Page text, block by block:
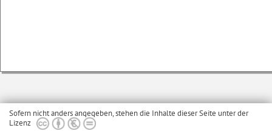
Sofern nicht anders angegeben, stehen die Inhalte dieser Seite unter der
Lizenz